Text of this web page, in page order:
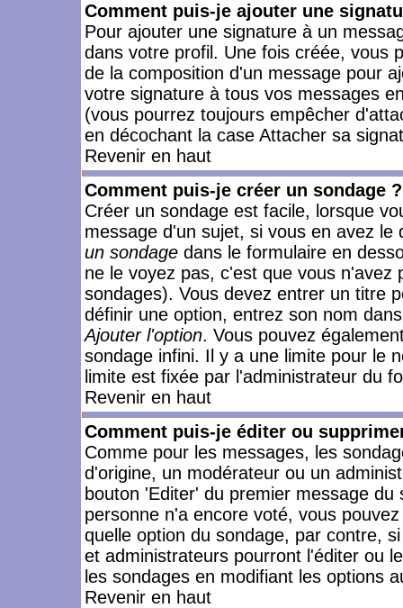
Comment puis-je ajouter une
Pour ajouter une signature à un
dans votre profil. Une fois créée, vous
de la composition d'un message pour
votre signature à tous vos messages
(vous pourrez toujours empêcher
en décochant la case Attacher sa
Revenir en haut
Comment puis-je créer un sondage ?
Créer un sondage est facile, lorsque
message d'un sujet, si vous en avez
un sondage dans le formulaire en
ne le voyez pas, c'est que vous
sondages). Vous devez entrer un titre
définir une option, entrez son nom
Ajouter l'option. Vous pouvez
sondage infini. Il y a une limite pour le
limite est fixée par l'administrateur du
Revenir en haut
Comment puis-je éditer ou
Comme pour les messages, les
d'origine, un modérateur ou un
bouton 'Editer' du premier message
personne n'a encore voté, vous
quelle option du sondage, par contre,
et administrateurs pourront l'éditer ou
les sondages en modifiant les options
Revenir en haut